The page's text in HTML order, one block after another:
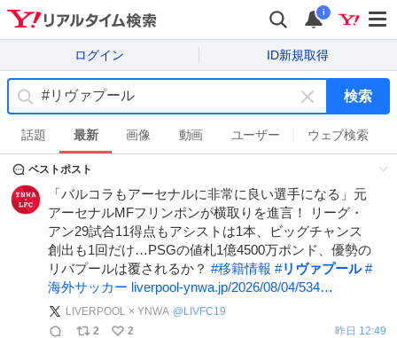
i
ログイン ID新規取得
キ
ー
ワ
ド
を
消
す
検索
話題 最新 画像 動画 ユーザー ウェブ検索
ベストポスト
「バルコラもアーセナルに非常に良い選手になる」元
アーセナルMFフリンポンが横取りを進言！ リーグ・
アン29試合11得点もアシストは1本、ビッグチャンス
創出も1回だけ…PSGの値札1億4500万ポンド、優勢の
リバプールは覆されるか？ #移籍情報 #リヴァプール #
海外サッカー liverpool-ynwa.jp/2026/08/04/534…
LIVERPOOL × YNWA @ LIVFC19
2
2 昨日 12:49